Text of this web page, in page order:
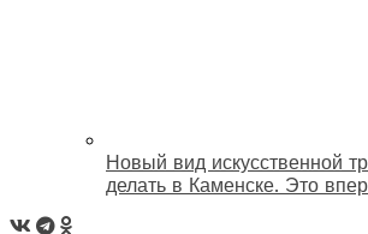
Новый вид искусственной
делать в Каменске. Это